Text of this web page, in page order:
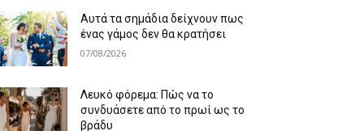
Αυτά τα σημάδια δείχνουν πως
ένας γάμος δεν θα κρατήσει
07/08/2026
Λευκό φόρεμα: Πώς να το
συνδυάσετε από το πρωί ως το
βράδυ